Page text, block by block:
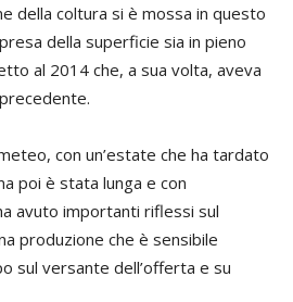
della coltura si è mossa in questo
della superficie sia in pieno
al 2014 che, a sua volta, aveva
con un’estate che ha tardato
poi è stata lunga e con
avuto importanti riflessi sul
produzione che è sensibile
sul versante dell’offerta e su